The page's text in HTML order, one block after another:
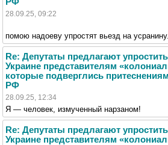
28.09.25, 09:22
помою надоеву упростят вьезд на
Re: Депутаты предлагают
Украине представителям
которые подверглись
РФ
28.09.25, 12:34
Я — человек, измученный нарзаном!
Re: Депутаты предлагают
Украине представителям